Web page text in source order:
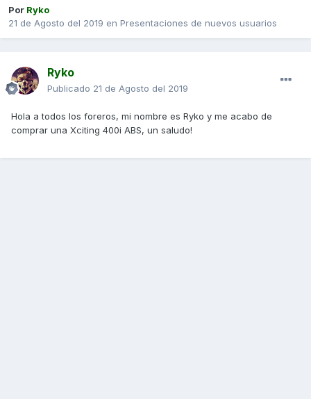
Por Ryko
21 de Agosto del 2019 en Presentaciones de nuevos usuarios
Ryko
Publicado 21 de Agosto del 2019
Hola a todos los foreros, mi nombre es Ryko y me acabo de
comprar una Xciting 400i ABS, un saludo!